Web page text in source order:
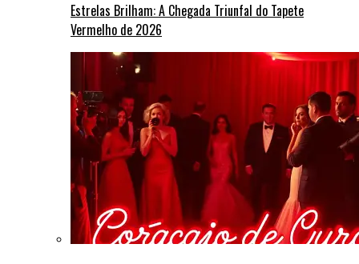
Estrelas Brilham: A Chegada Triunfal do Tapete
Vermelho de 2026